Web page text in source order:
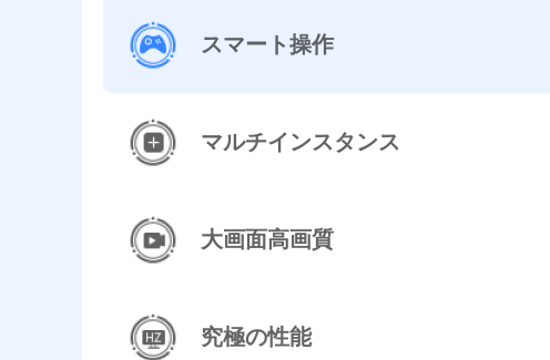
スマート操作
マルチインスタンス
大画面高画質
究極の性能